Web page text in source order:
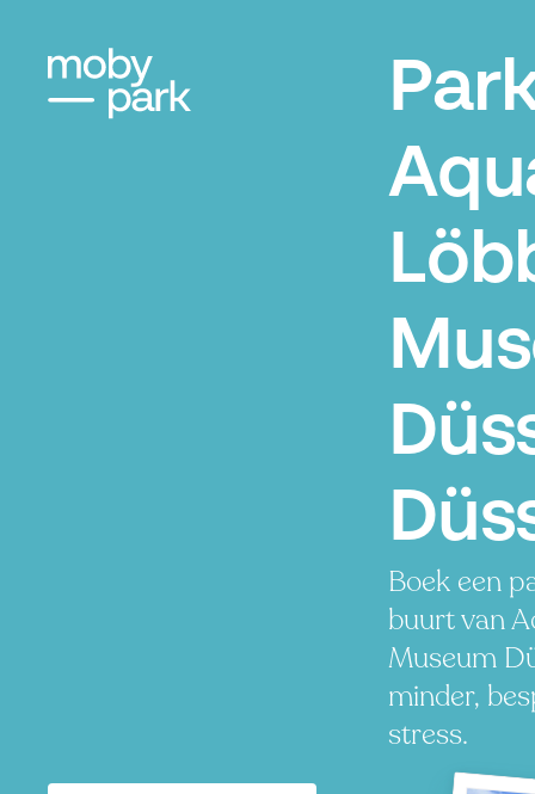
Boek een
buurt van
Museum
minder,
stress.